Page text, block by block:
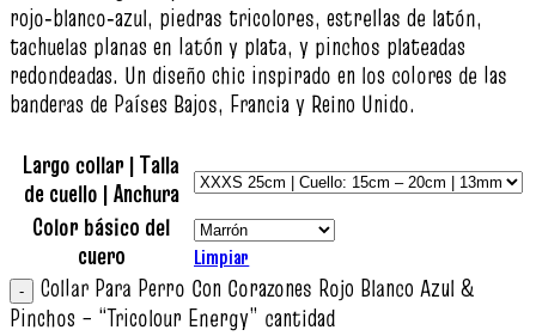
rojo‑blanco‑azul, piedras tricolores, estrellas de latón,
tachuelas planas en latón y plata, y pinchos plateadas
redondeadas. Un diseño chic inspirado en los colores de las
banderas de Países Bajos, Francia y Reino Unido.
Largo collar | Talla
de cuello | Anchura
Color básico del
cuero
Limpiar
Collar Para Perro Con Corazones Rojo Blanco Azul &
Pinchos – “Tricolour Energy” cantidad